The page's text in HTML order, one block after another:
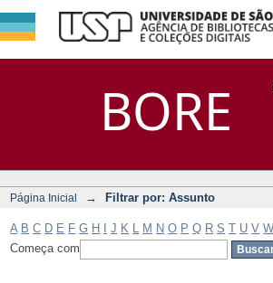
BORE
Filtrar
Assunto
DSpace/Manakin +
Página Inicial → Filtrar por: Assunto
A B C D E F G H J K M N O P Q R S T U V W
Começa com